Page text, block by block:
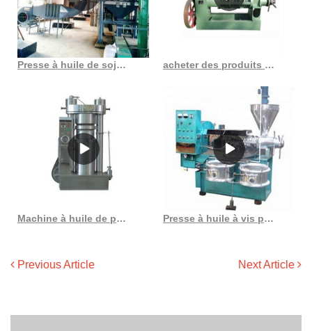
Presse à huile de soja 20dpt, machine d’extraction d’huile de soja, prix bon marché acheter des produits d’extraction d’huile de son bon marché trouver une machine à huile de son
Machine à huile de presse à froid d’huile de noix de coco de presse à vis approuvée par la CE Presse à huile à vis personnalisée, haute efficacité, au Costa Rica
Previous Article Next Article